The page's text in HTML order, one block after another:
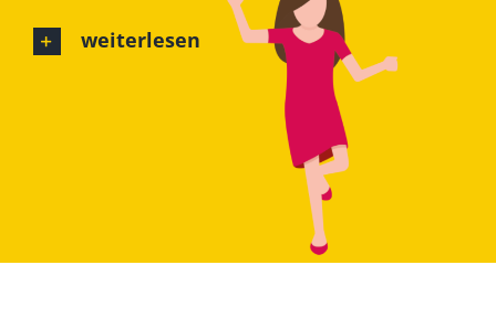
weiterlesen